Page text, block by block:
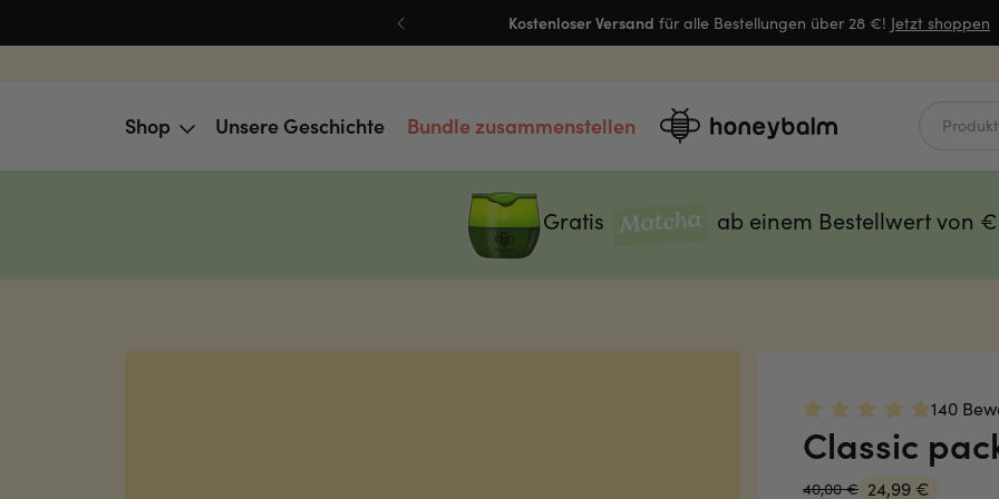
SOMMERSALE Jetzt shoppen
Kostenloser Versand Jetzt shoppen
KOSTENLOSer Balm ab €39. Jetzt shoppen
Shop Unsere Geschichte Bundle zusammenstellen
Gratis Matcha ab einem Bestellwert von
140
Classic
40,00 € 24,99 €